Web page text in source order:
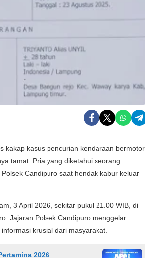
kakap kasus pencurian kendaraan bermotor
tamat. Pria yang diketahui seorang
Candipuro saat hendak kabur keluar
3 April 2026, sekitar pukul 21.00 WIB, di
Jajaran Polsek Candipuro menggelar
krusial dari masyarakat.
2026